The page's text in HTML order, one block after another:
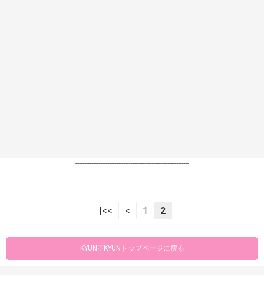
----------------------------------------------------------------
|<< < 1 2
KYUN♡KYUNトップページに戻る